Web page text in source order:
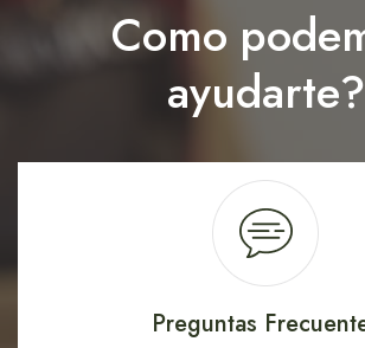
Como
ayudarte?
Preguntas